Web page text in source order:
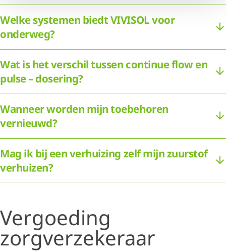
Welke systemen biedt VIVISOL voor
onderweg?
Wat is het verschil tussen continue flow en
pulse – dosering?
Wanneer worden mijn toebehoren
vernieuwd?
Mag ik bij een verhuizing zelf mijn zuurstof
verhuizen?
Vergoeding
zorgverzekeraar